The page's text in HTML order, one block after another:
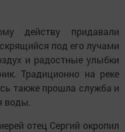
действу придавали
под его лучами
и радостные улыбки
Традиционно на реке
также прошла служба и
воды.
отец Сергий окропил